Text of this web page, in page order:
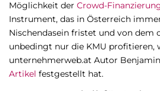
Möglichkeit der Crowd-
Instrument, das in Österreich
Nischendasein fristet und von dem
unbedingt nur die KMU profitieren,
unternehmerweb.at Autor
Artikel festgestellt hat.